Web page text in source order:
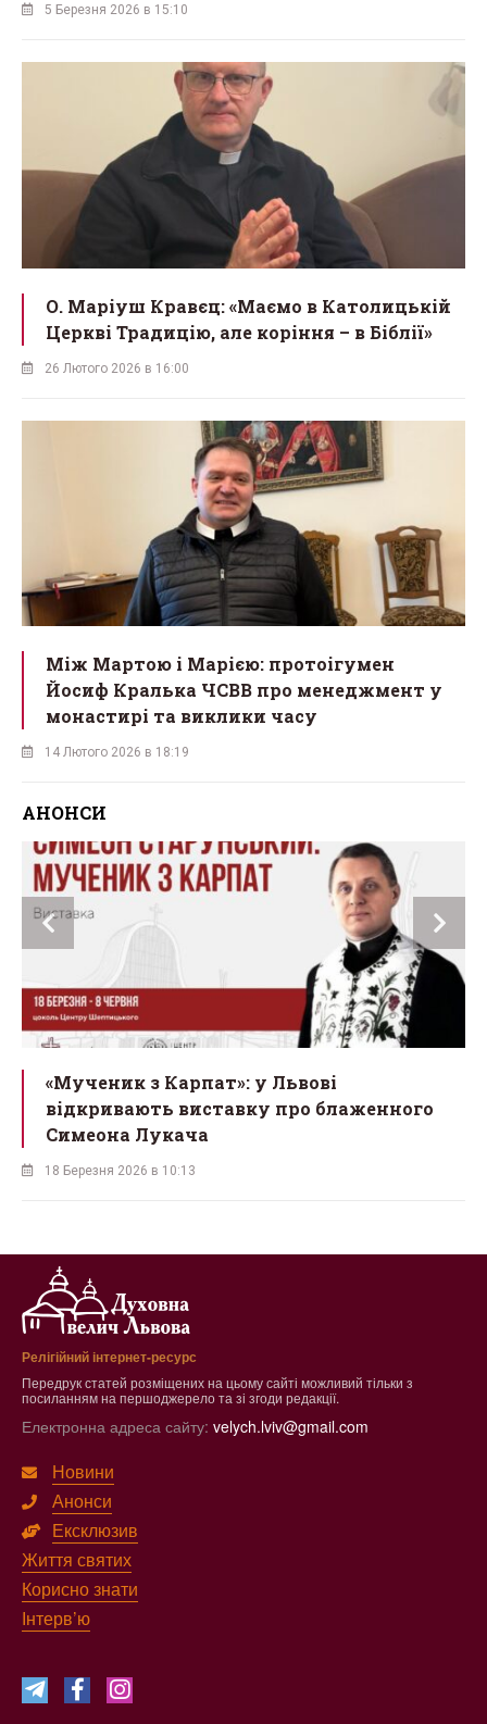
5 Березня 2026 в 15:10
О. Маріуш Кравєц: «Маємо в Католицькій
Церкві Традицію, але коріння – в Біблії»
26 Лютого 2026 в 16:00
Між Мартою і Марією: протоігумен
Йосиф Кралька ЧСВВ про менеджмент у
монастирі та виклики часу
14 Лютого 2026 в 18:19
АНОНСИ
Львівський бенедиктинський монастир
св. Йосипа запрошує на ювілей
16 Березня 2026 в 15:43
Релігійний інтернет-ресурс
Передрук статей розміщених на цьому сайті можливий тільки з
посиланням на першоджерело та зі згоди редакції.
Електронна адреса сайту: velych.lviv@gmail.com
Новини
Анонси
Ексклюзив
Життя святих
Корисно знати
Інтерв’ю